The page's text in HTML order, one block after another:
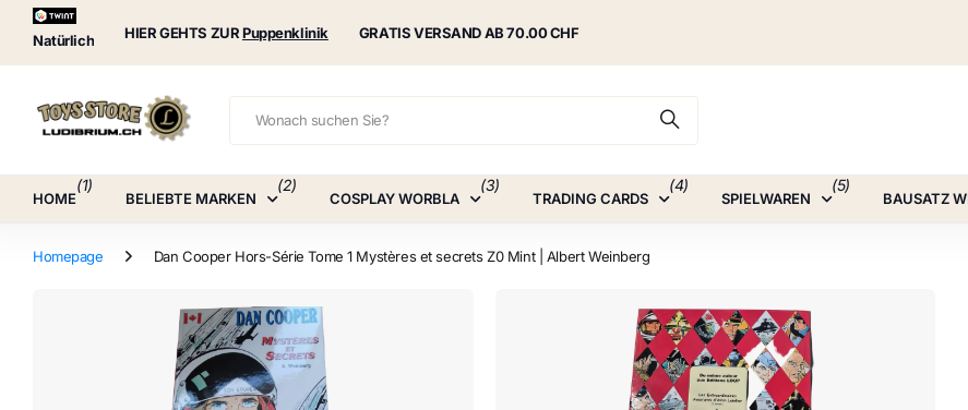
Natürlich HIER GEHTS ZURPuppenklinik
Puppenklinik GRATIS VERSAND AB 70.00 CHF
HOME
(1)
BELIEBTE MARKEN
(2)
COSPLAY WORBLA
(3)
TRADING CARDS
(4)
SPIELWAREN
(5)
BAUSATZ
Homepage Dan Cooper Hors-Série Tome 1 Mystères et secrets Z0 Mint | Albert Weinberg